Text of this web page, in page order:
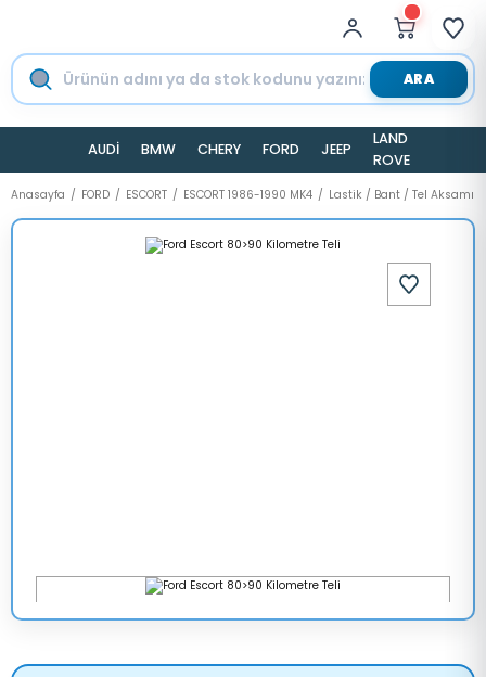
ARA
AUDİ BMW CHERY FORD JEEP
LAND
ROVER
Anasayfa FORD ESCORT ESCORT 1986-1990 MK4 Lastik / Bant / Tel Aksamı